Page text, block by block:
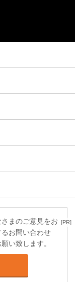
[PR]
まのご意見をお
お問い合わせ
い致します。